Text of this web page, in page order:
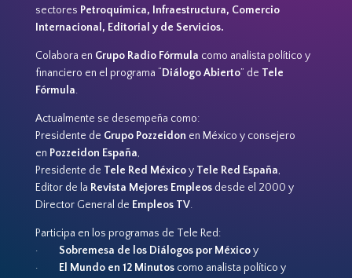
sectores Petroquímica, Infraestructura, Comercio
Internacional, Editorial y de Servicios.
Colabora en Grupo Radio Fórmula como analista político y
financiero en el programa “Diálogo Abierto” de Tele
Fórmula.
Actualmente se desempeña como:
Presidente de Grupo Pozzeidon en México y consejero
en Pozzeidon España,
Presidente de Tele Red Méxicoy Tele Red España,
Editor de la Revista Mejores Empleosdesde el 2000 y
Director General de Empleos TV.
Participa en los programas de Tele Red:
· Sobremesa de los Diálogos por Méxicoy
·
El Mundo en 12 Minutoscomo analista político y